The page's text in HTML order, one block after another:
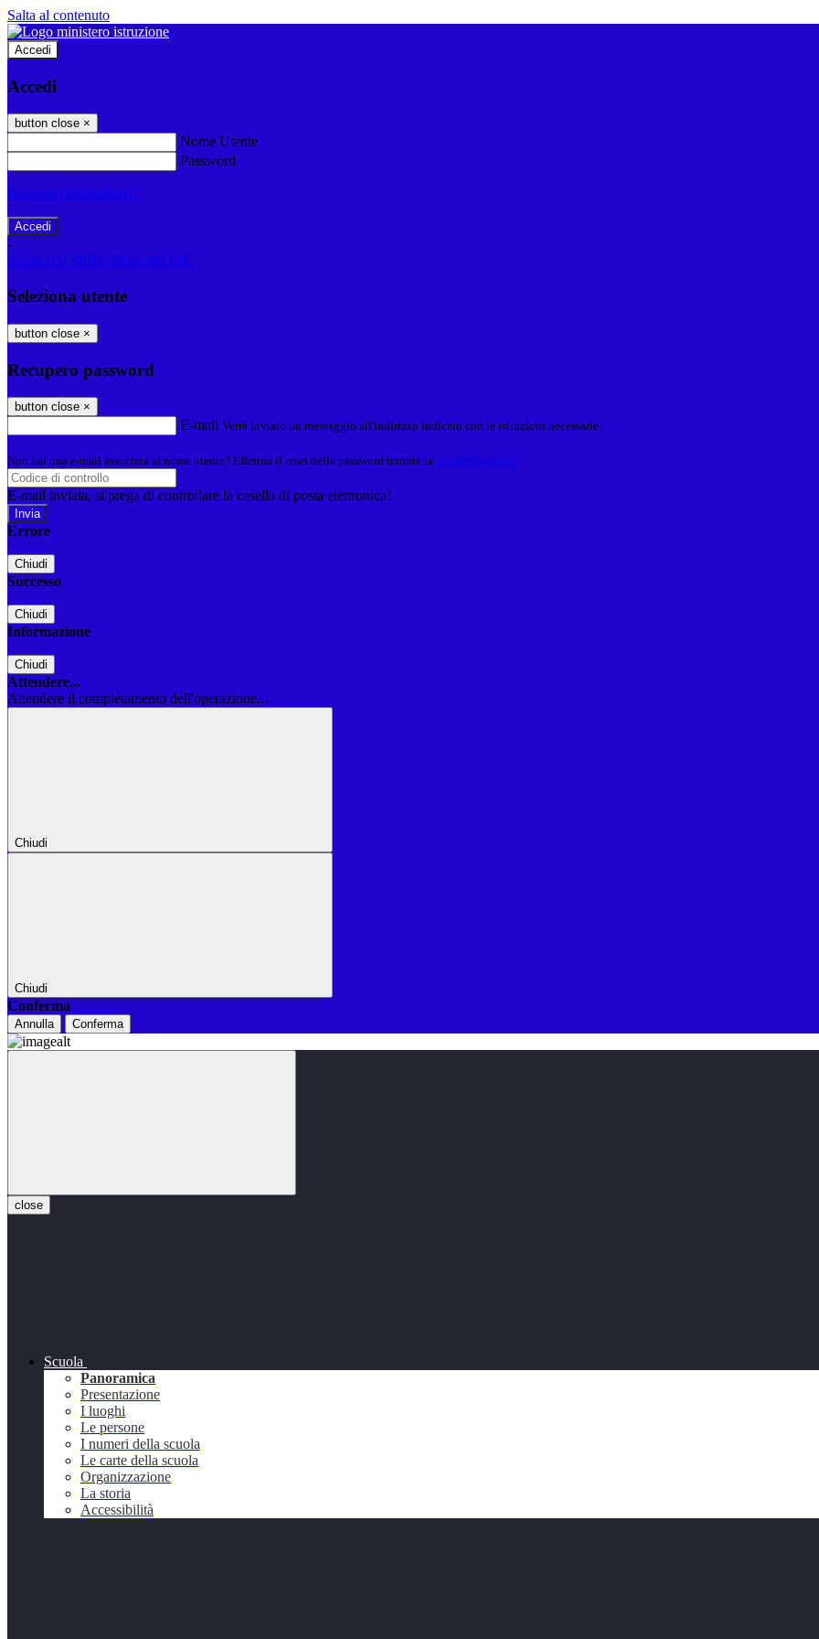
Salta al contenuto
Accedi
Accedi
button close ×
Nome Utente
Password
Password dimenticata?
-
Entra con SPID
Entra con CIE
Seleziona utente
button close ×
Recupero password
button close ×
E-mail Verrà inviato un messaggio all'indirizzo indicato con le istruzioni necessarie.
Non hai una e-mail associata al nome utente? Effettua il reset della password tramite la Login Spaggiari
E-mail inviata, si prega di controllare la casella di posta elettronica!
Errore
Chiudi
Successo
Chiudi
Informazione
Chiudi
Attendere...
Attendere il completamento dell'operazione...
Chiudi
Chiudi
Conferma
Annulla Conferma
close
Scuola
Panoramica
Presentazione
I luoghi
Le persone
I numeri della scuola
Le carte della scuola
Organizzazione
La storia
Accessibilità